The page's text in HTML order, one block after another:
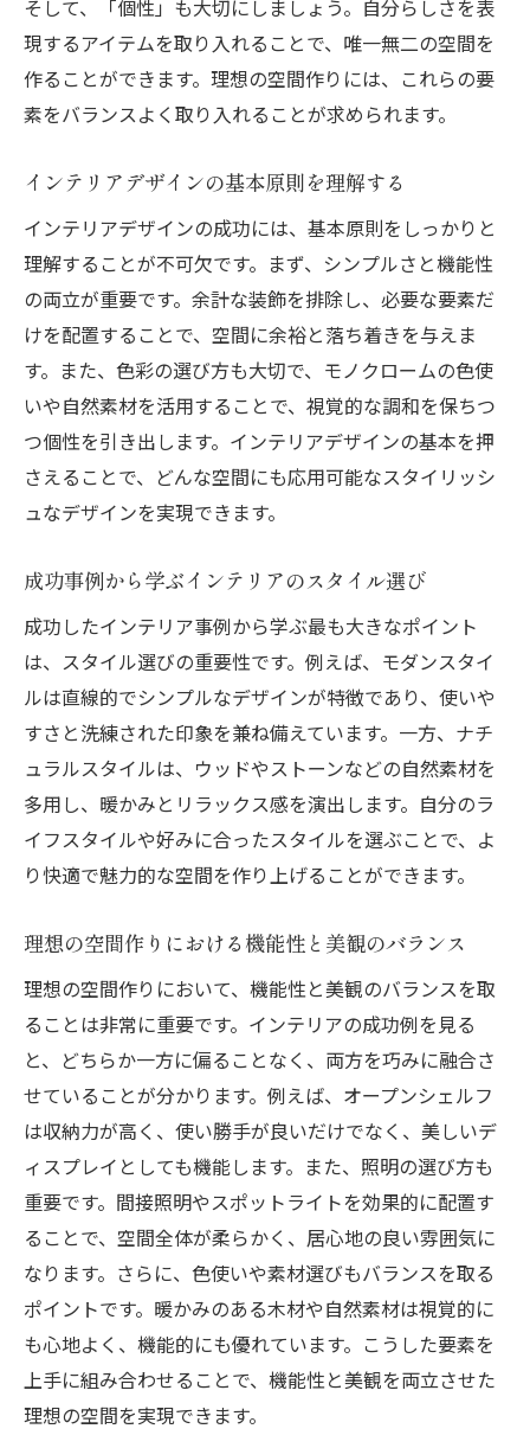
成功例から学ぶ統一感の出し方
家全体のインテリアテーマを決めるコツ
成功した事例にみる統一感のある色使い
方法
成功したインテリア例に学ぶ素材の選び方
統一感を持たせるためのアクセントの使い
方
インテリア成功例から盗む家具選びのコツ
成功例にみる家具選びの基本
理想の空間に合った家具を選ぶポイント
成功したインテリア事例に学ぶ家具のスタ
イル
成功例から学ぶ家具の配置と組み合わせ
家具選びで失敗しないためのチェックポイ
ント
実例で見るインテリアのバランスと調和の重要
性
成功事例に学ぶインテリアのバランス
理想の空間作りに欠かせない調和の取り方
成功したインテリア事例に見る色と素材の
調和
家具配置と調和のポイント
アクセサリーで空間のバランスを取る方法
実例から学ぶインテリア全体のバランス感
覚
成功したインテリア事例に学ぶ個性を光らせる
デザインテクニック
成功例にみる個性的なデザインの作り方
理想の空間に個性を取り入れる方法
成功したインテリア事例に学ぶアクセント
の使い方
パーソナルスペースを彩るデザインアイデ
ア
成功例から学ぶユニークなデザインの取り
入れ方
そして、「個性」も大切にしましょう。自分らしさを表
現するアイテムを取り入れることで、唯一無二の空間を
作ることができます。理想の空間作りには、これらの要
素をバランスよく取り入れることが求められます。
インテリアデザインの基本原則を理解する
インテリアデザインの成功には、基本原則をしっかりと
理解することが不可欠です。まず、シンプルさと機能性
の両立が重要です。余計な装飾を排除し、必要な要素だ
けを配置することで、空間に余裕と落ち着きを与えま
す。また、色彩の選び方も大切で、モノクロームの色使
いや自然素材を活用することで、視覚的な調和を保ちつ
つ個性を引き出します。インテリアデザインの基本を押
さえることで、どんな空間にも応用可能なスタイリッシ
ュなデザインを実現できます。
成功事例から学ぶインテリアのスタイル選び
成功したインテリア事例から学ぶ最も大きなポイント
は、スタイル選びの重要性です。例えば、モダンスタイ
ルは直線的でシンプルなデザインが特徴であり、使いや
すさと洗練された印象を兼ね備えています。一方、ナチ
ュラルスタイルは、ウッドやストーンなどの自然素材を
多用し、暖かみとリラックス感を演出します。自分のラ
イフスタイルや好みに合ったスタイルを選ぶことで、よ
り快適で魅力的な空間を作り上げることができます。
理想の空間作りにおける機能性と美観のバランス
理想の空間作りにおいて、機能性と美観のバランスを取
ることは非常に重要です。インテリアの成功例を見る
と、どちらか一方に偏ることなく、両方を巧みに融合さ
せていることが分かります。例えば、オープンシェルフ
は収納力が高く、使い勝手が良いだけでなく、美しいデ
ィスプレイとしても機能します。また、照明の選び方も
重要です。間接照明やスポットライトを効果的に配置す
ることで、空間全体が柔らかく、居心地の良い雰囲気に
なります。さらに、色使いや素材選びもバランスを取る
ポイントです。暖かみのある木材や自然素材は視覚的に
も心地よく、機能的にも優れています。こうした要素を
上手に組み合わせることで、機能性と美観を両立させた
理想の空間を実現できます。